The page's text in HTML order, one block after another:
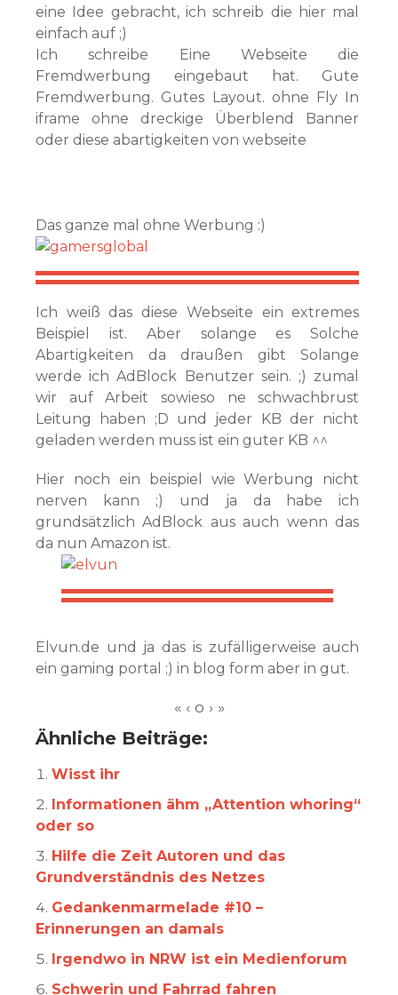
eine Idee gebracht, ich schreib die hier mal
einfach auf ;)
Ich schreibe Eine Webseite die
Fremdwerbung eingebaut hat. Gute
Fremdwerbung. Gutes Layout. ohne Fly In
iframe ohne dreckige Überblend Banner
oder diese abartigkeiten von webseite
Das ganze mal ohne Werbung :)
Ich weiß das diese Webseite ein extremes
Beispiel ist. Aber solange es Solche
Abartigkeiten da draußen gibt Solange
werde ich AdBlock Benutzer sein. ;) zumal
wir auf Arbeit sowieso ne schwachbrust
Leitung haben ;D und jeder KB der nicht
geladen werden muss ist ein guter KB ^^
Hier noch ein beispiel wie Werbung nicht
nerven kann ;) und ja da habe ich
grundsätzlich AdBlock aus auch wenn das
da nun Amazon ist.
Elvun.de und ja das is zufälligerweise auch
ein gaming portal ;) in blog form aber in gut.
Ähnliche Beiträge:
Wisst ihr
Informationen ähm „Attention whoring“
oder so
Hilfe die Zeit Autoren und das
Grundverständnis des Netzes
Gedankenmarmelade #10 –
Erinnerungen an damals
Irgendwo in NRW ist ein Medienforum
Schwerin und Fahrrad fahren